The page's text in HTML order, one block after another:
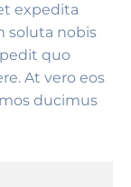
expedita
soluta nobis
quo
At vero eos
ducimus